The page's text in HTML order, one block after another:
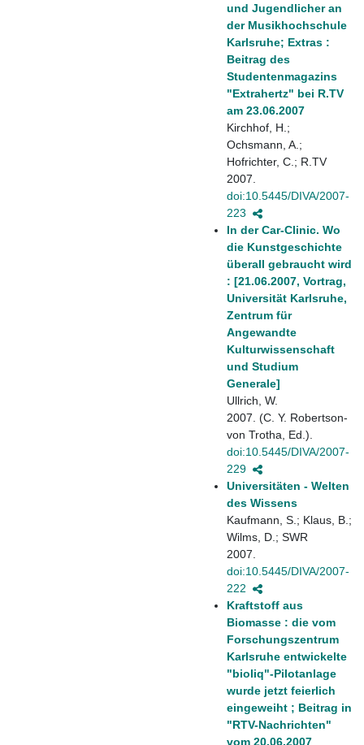
und Jugendlicher an
der Musikhochschule
Karlsruhe; Extras :
Beitrag des
Studentenmagazins
"Extrahertz" bei R.TV
am 23.06.2007
Kirchhof, H.;
Ochsmann, A.;
Hofrichter, C.; R.TV
2007.
doi:10.5445/DIVA/2007-
223
In der Car-Clinic. Wo
die Kunstgeschichte
überall gebraucht wird
: [21.06.2007, Vortrag,
Universität Karlsruhe,
Zentrum für
Angewandte
Kulturwissenschaft
und Studium
Generale]
Ullrich, W.
2007. (C. Y. Robertson-
von Trotha, Ed.).
doi:10.5445/DIVA/2007-
229
Universitäten - Welten
des Wissens
Kaufmann, S.; Klaus, B.;
Wilms, D.; SWR
2007.
doi:10.5445/DIVA/2007-
222
Kraftstoff aus
Biomasse : die vom
Forschungszentrum
Karlsruhe entwickelte
"bioliq"-Pilotanlage
wurde jetzt feierlich
eingeweiht ; Beitrag in
"RTV-Nachrichten"
vom 20.06.2007